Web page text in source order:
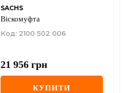
SACHS
Вiскомуфта
Код: 2100 502 006
21 956 грн
КУПИТИ